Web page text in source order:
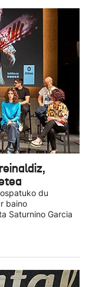
du
baino
Saturnino Garcia